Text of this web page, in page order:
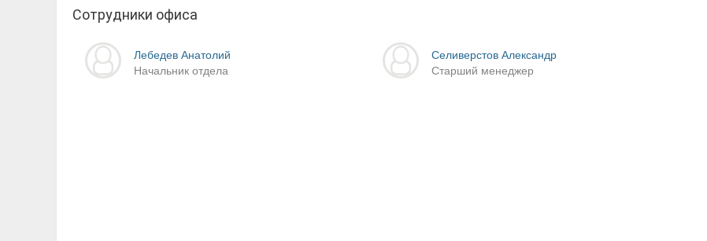
Сотрудники офиса
Лебедев Анатолий
Начальник отдела
Селиверстов Александр
Старший менеджер